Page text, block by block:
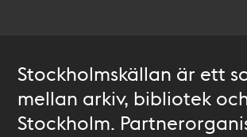
Stockholmskällan är ett
mellan arkiv, bibliotek
Stockholm.